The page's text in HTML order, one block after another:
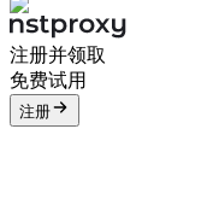
注册并领取
免费试用
注册